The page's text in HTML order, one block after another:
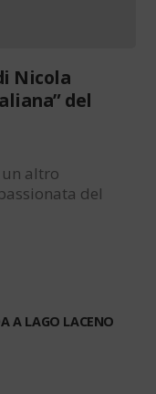
Nicola
del
altro
del
A LAGO LACENO